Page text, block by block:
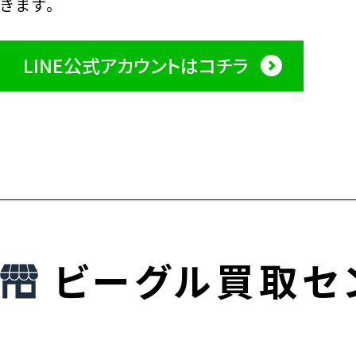
きます。
LINE公式アカウントはコチラ
ビーグル買取セ